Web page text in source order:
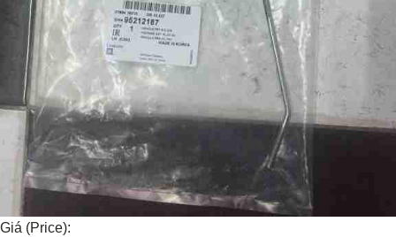
Giá (Price):